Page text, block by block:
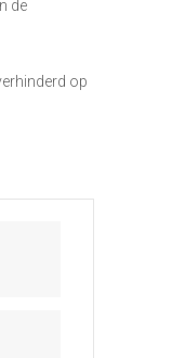
de
op